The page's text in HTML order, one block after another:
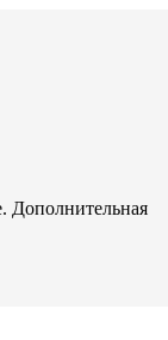
Дополнительная